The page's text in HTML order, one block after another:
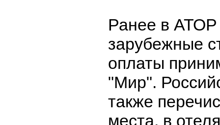
Ранее в
зарубежные
оплаты
"Мир".
также
места, в